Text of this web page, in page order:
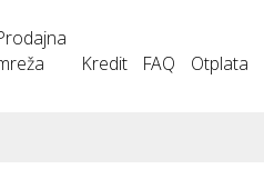
Kredit FAQ Otplata